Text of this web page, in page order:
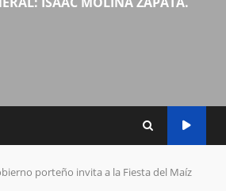
porteño invita a la Fiesta del Maíz